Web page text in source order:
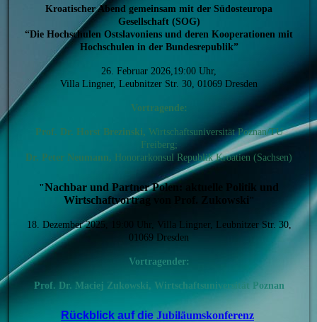
Kroatischer Abend gemeinsam mit der Südosteuropa
Gesellschaft (SOG)
“Die Hochschulen Ostslavoniens und deren Kooperationen mit
Hochschulen in der Bundesrepublik”
26. Februar 2026,19:00 Uhr,
Villa Lingner, Leubnitzer Str. 30, 01069 Dresden
Vortragende:
Prof. Dr. Horst Brezinski, Wirtschaftsuniversität Poznan/TU
Freiberg;
Dr. Peter Neumann, Honorarkonsul Republik Kroatien (Sachsen)
"Nachbar und Partner Polen: aktuelle Politik und
Wirtschaftvortrag von Prof. Zukowski"
18. Dezember 2025, 19:00 Uhr, Villa Lingner, Leubnitzer Str. 30,
01069 Dresden
Vortragender:
Prof. Dr. Maciej Zukowski, Wirtschaftsuniversität Poznan
Rückblick auf die Jubiläumskonferenz